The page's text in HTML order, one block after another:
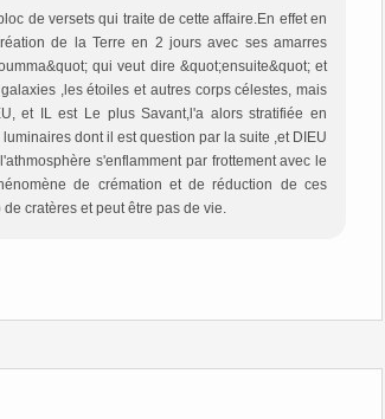
de versets qui traite de cette affaire.En effet en
de la Terre en 2 jours avec ses amarres
qui veut dire &quot;ensuite&quot; et
,les étoiles et autres corps célestes, mais
et IL est Le plus Savant,l'a alors stratifiée en
dont il est question par la suite ,et DIEU
s'enflamment par frottement avec le
de crémation et de réduction de ces
cratères et peut être pas de vie.